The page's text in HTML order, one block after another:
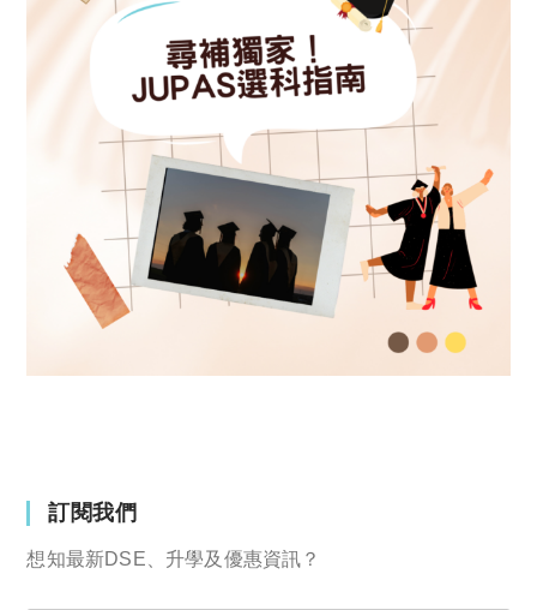
訂閱我們
想知最新DSE、升學及優惠資訊？